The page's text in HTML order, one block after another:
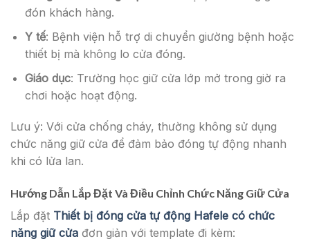
đón khách hàng.
Y tế: Bệnh viện hỗ trợ di chuyển giường bệnh hoặc
thiết bị mà không lo cửa đóng.
Giáo dục: Trường học giữ cửa lớp mở trong giờ ra
chơi hoặc hoạt động.
Lưu ý: Với cửa chống cháy, thường không sử dụng
chức năng giữ cửa để đảm bảo đóng tự động nhanh
khi có lửa lan.
Hướng Dẫn Lắp Đặt Và Điều Chỉnh Chức Năng Giữ Cửa
Lắp đặt Thiết bị đóng cửa tự động Hafele có chức
năng giữ cửa đơn giản với template đi kèm: